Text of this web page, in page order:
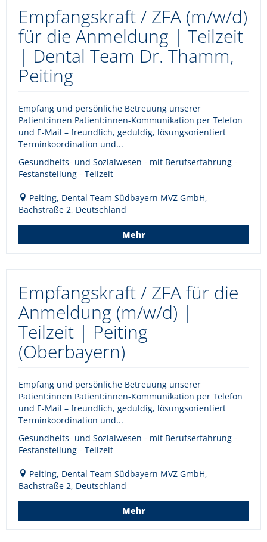
Empfangskraft / ZFA (m/w/d)
für die Anmeldung | Teilzeit
| Dental Team Dr. Thamm,
Peiting
Empfang und persönliche Betreuung unserer
Patient:innen Patient:innen-Kommunikation per Telefon
und E-Mail – freundlich, geduldig, lösungsorientiert
Terminkoordination und...
Gesundheits- und Sozialwesen - mit Berufserfahrung -
Festanstellung - Teilzeit
Peiting, Dental Team Südbayern MVZ GmbH,
Bachstraße 2, Deutschland
Mehr
Empfangskraft / ZFA für die
Anmeldung (m/w/d) |
Teilzeit | Peiting
(Oberbayern)
Empfang und persönliche Betreuung unserer
Patient:innen Patient:innen-Kommunikation per Telefon
und E-Mail – freundlich, geduldig, lösungsorientiert
Terminkoordination und...
Gesundheits- und Sozialwesen - mit Berufserfahrung -
Festanstellung - Teilzeit
Peiting, Dental Team Südbayern MVZ GmbH,
Bachstraße 2, Deutschland
Mehr